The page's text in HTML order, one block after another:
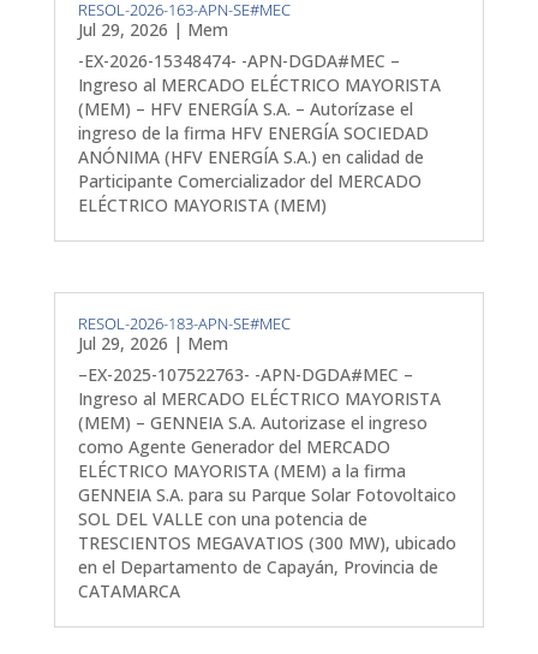
RESOL-2026-163-APN-SE#MEC
Jul 29, 2026 | Mem
-EX-2026-15348474- -APN-DGDA#MEC –
Ingreso al MERCADO ELÉCTRICO MAYORISTA
(MEM) – HFV ENERGÍA S.A. – Autorízase el
ingreso de la firma HFV ENERGÍA SOCIEDAD
ANÓNIMA (HFV ENERGÍA S.A.) en calidad de
Participante Comercializador del MERCADO
ELÉCTRICO MAYORISTA (MEM)
RESOL-2026-183-APN-SE#MEC
Jul 29, 2026 | Mem
–EX-2025-107522763- -APN-DGDA#MEC –
Ingreso al MERCADO ELÉCTRICO MAYORISTA
(MEM) – GENNEIA S.A. Autorizase el ingreso
como Agente Generador del MERCADO
ELÉCTRICO MAYORISTA (MEM) a la firma
GENNEIA S.A. para su Parque Solar Fotovoltaico
SOL DEL VALLE con una potencia de
TRESCIENTOS MEGAVATIOS (300 MW), ubicado
en el Departamento de Capayán, Provincia de
CATAMARCA